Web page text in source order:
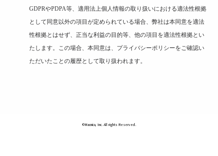
GDPRやPDPA等、適用法上個人情報の取り扱いにおける適法性根拠
として同意以外の項目が定められている場合、弊社は本同意を適法
性根拠とはせず、正当な利益の目的等、他の項目を適法性根拠とい
たします。この場合、本同意は、プライバシーポリシーをご確認い
ただいたことの履歴として取り扱われます。
©Macnica, Inc. All rights Reserved.